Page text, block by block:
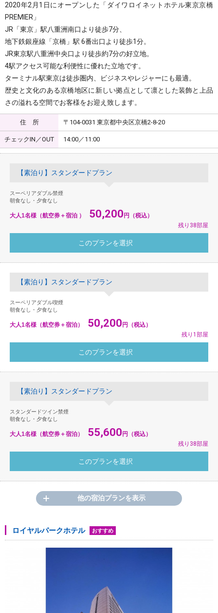
2020年2月1日にオープンした「ダイワロイネットホテル東京京橋
PREMIER」
JR「東京」駅八重洲南口より徒歩7分、
地下鉄銀座線「京橋」駅 6番出口より徒歩1分。
JR東京駅八重洲中央口より徒歩約7分の好立地。
4駅アクセス可能な利便性に優れた立地です。
ターミナル駅東京は徒歩圏内、ビジネスやレジャーにも最適。
歴史と文化のある京橋地区に新しい拠点として凛とした装飾と上品
さの溢れる空間でお客様をお迎え致します。
住 所 〒104-0031 東京都中央区京橋2-8-20
チェックIN／OUT 14:00／11:00
【素泊り】スタンダードプラン
スーペリアダブル禁煙
朝食なし・夕食なし
大人1名様（航空券＋宿泊 ） 50,200円（税込）
残り38部屋
【素泊り】スタンダードプラン
スーペリアダブル喫煙
朝食なし・夕食なし
大人1名様（航空券＋宿泊） 50,200円（税込）
残り1部屋
【素泊り】スタンダードプラン
スタンダードツイン禁煙
朝食なし・夕食なし
大人1名様（航空券＋宿泊） 55,600円（税込）
残り38部屋
他の宿泊プランを表示
ロイヤルパークホテル おすすめ